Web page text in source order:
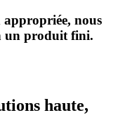
appropriée, nous
un produit fini.
haute,